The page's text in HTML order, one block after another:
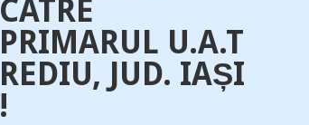
CATRE
PRIMARUL U.A.T
REDIU, JUD. IAȘI
!